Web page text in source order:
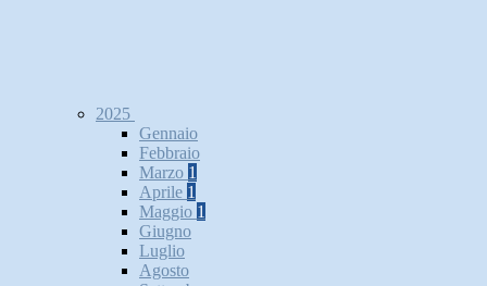
2025
Gennaio
Febbraio
Marzo 1
Aprile 1
Maggio 1
Giugno
Luglio
Agosto